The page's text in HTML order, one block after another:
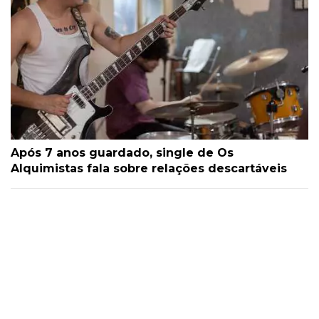
Após 7 anos guardado, single de Os
Alquimistas fala sobre relações descartáveis